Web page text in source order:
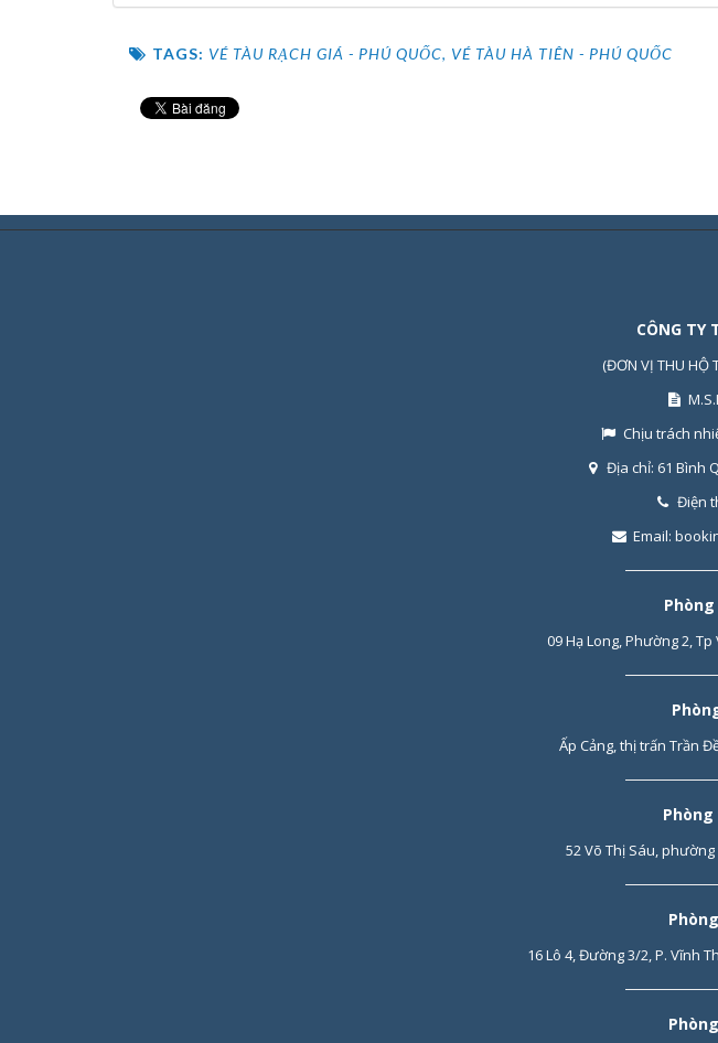
TAGS: VÉ TÀU RẠCH GIÁ - PHÚ QUỐC, VÉ TÀU HÀ TIÊN - PHÚ QUỐC
CÔNG TY
(ĐƠN VỊ THU HỘ
Chịu trách
Địa chỉ: 61 Bình
Điện
Email:
09 Hạ Long, Phường 2,
Ấp Cảng, thị trấn Trần
Phòng
52 Võ Thị Sáu, phường
16 Lô 4, Đường 3/2, P. Vĩnh